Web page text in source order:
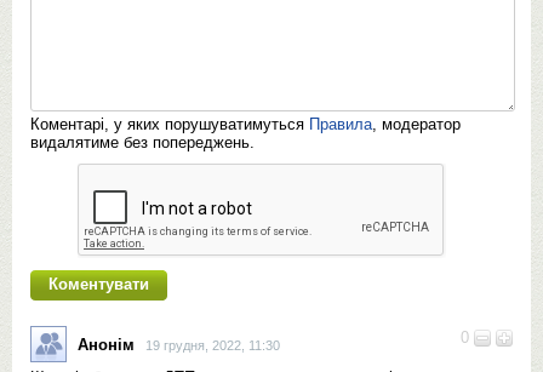
Коментарі, у яких порушуватимуться Правила, модератор
видалятиме без попереджень.
0
Анонім 19 грудня, 2022, 11:30